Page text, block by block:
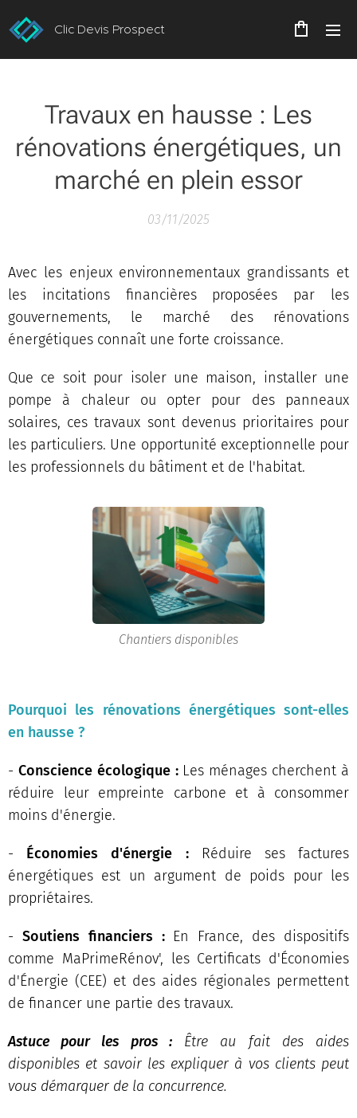
Clic Devis Prospect
Travaux en hausse : Les
rénovations énergétiques, un
marché en plein essor
03/11/2025
Avec les enjeux environnementaux grandissants et
les incitations financières proposées par les
gouvernements, le marché des rénovations
énergétiques connaît une forte croissance.
Que ce soit pour isoler une maison, installer une
pompe à chaleur ou opter pour des panneaux
solaires, ces travaux sont devenus prioritaires pour
les particuliers. Une opportunité exceptionnelle pour
les professionnels du bâtiment et de l'habitat.
Chantiers disponibles
Pourquoi les rénovations énergétiques sont-elles
en hausse ?
- Conscience écologique :Les ménages cherchent à
réduire leur empreinte carbone et à consommer
moins d'énergie.
- Économies d'énergie :Réduire ses factures
énergétiques est un argument de poids pour les
propriétaires.
- Soutiens financiers :En France, des dispositifs
comme MaPrimeRénov', les Certificats d'Économies
d'Énergie (CEE) et des aides régionales permettent
de financer une partie des travaux.
Astuce pour les pros :Être au fait des aides
disponibles et savoir les expliquer à vos clients peut
vous démarquer de la concurrence.